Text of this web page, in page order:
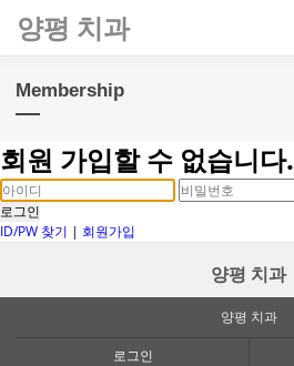
양평 치과
Membership
회원 가입할 수 없습니다.
로그인
ID/PW 찾기 | 회원가입
양평 치과
양평 치과
로그인